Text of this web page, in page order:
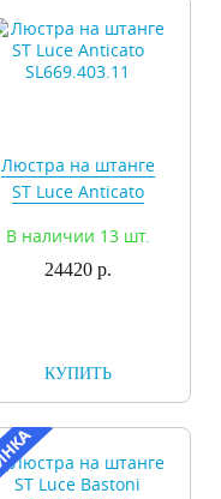
Люстра на штанге
ST Luce Anticato
В наличии 13 шт.
24420 р.
КУПИТЬ